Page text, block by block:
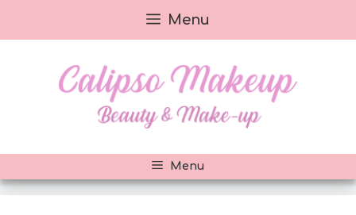
al
Menu
Menu